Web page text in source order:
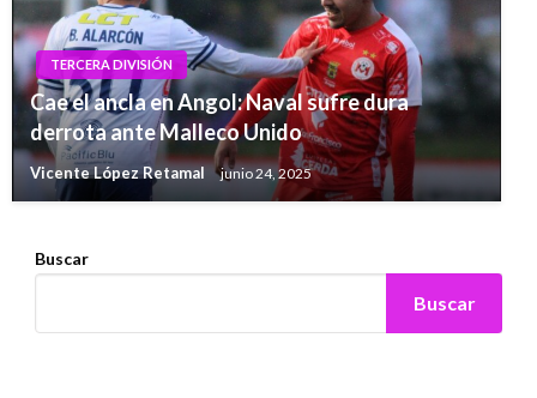
TERCERA DIVISIÓN
Cae el ancla en Angol: Naval sufre dura
derrota ante Malleco Unido
Vicente López Retamal junio 24, 2025
Buscar
Buscar